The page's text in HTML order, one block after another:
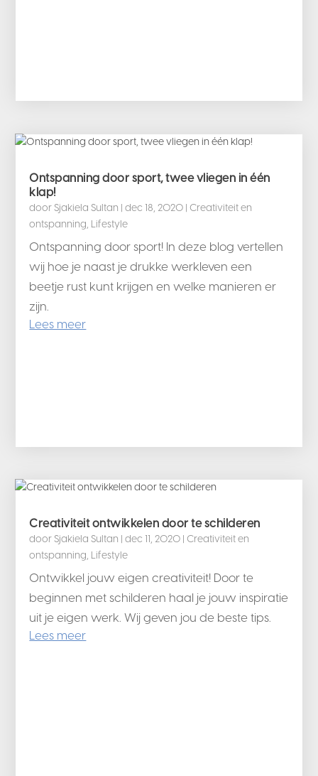
Ontspanning door sport, twee vliegen in één
klap!
door Sjakiela Sultan |dec 18, 2020 | Creativiteit en
ontspanning, Lifestyle
Ontspanning door sport! In deze blog vertellen
wij hoe je naast je drukke werkleven een
beetje rust kunt krijgen en welke manieren er
zijn.
Lees meer
Creativiteit ontwikkelen door te schilderen
door Sjakiela Sultan |dec 11, 2020 | Creativiteit en
ontspanning, Lifestyle
Ontwikkel jouw eigen creativiteit! Door te
beginnen met schilderen haal je jouw inspiratie
uit je eigen werk. Wij geven jou de beste tips.
Lees meer